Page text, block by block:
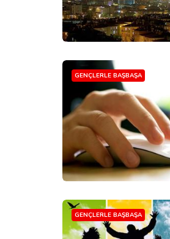
GENÇLERLE BAŞBAŞA
GENÇLERLE BAŞBAŞA